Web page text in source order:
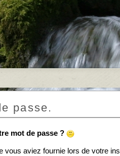
passe.
mot de passe ?
aviez fournie lors de votre